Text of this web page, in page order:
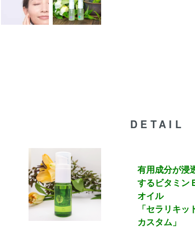
DETAIL
有用成分が浸
するビタミン
オイル
「セラリキッ
カスタム」